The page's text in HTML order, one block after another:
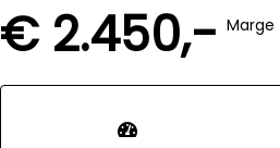
€ 2.450,- Marge